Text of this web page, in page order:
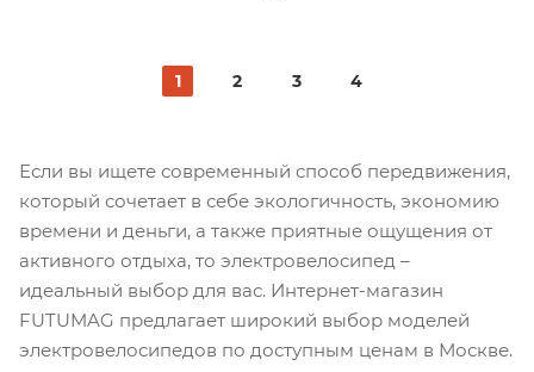
1 2 3 4
Если вы ищете современный способ передвижения,
который сочетает в себе экологичность, экономию
времени и деньги, а также приятные ощущения от
активного отдыха, то электровелосипед –
идеальный выбор для вас. Интернет-магазин
FUTUMAG предлагает широкий выбор моделей
электровелосипедов по доступным ценам в Москве.